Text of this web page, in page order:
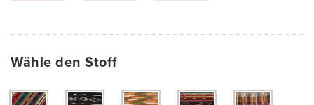
Wähle den Stoff